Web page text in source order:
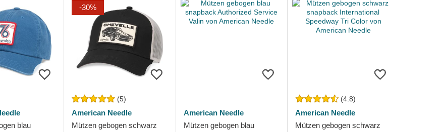
blau
-30%
(5)
American Needle
Mützen gebogen schwarz
American Needle
Mützen gebogen blau
(4.8)
American Needle
Mützen gebogen schwarz